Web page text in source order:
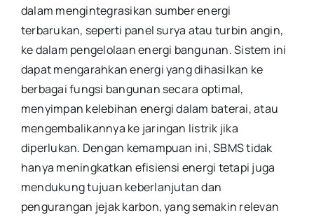
dalam mengintegrasikan sumber energi
terbarukan, seperti panel surya atau turbin angin,
ke dalam pengelolaan energi bangunan. Sistem ini
dapat mengarahkan energi yang dihasilkan ke
berbagai fungsi bangunan secara optimal,
menyimpan kelebihan energi dalam baterai, atau
mengembalikannya ke jaringan listrik jika
diperlukan. Dengan kemampuan ini, SBMS tidak
hanya meningkatkan efisiensi energi tetapi juga
mendukung tujuan keberlanjutan dan
pengurangan jejak karbon, yang semakin relevan